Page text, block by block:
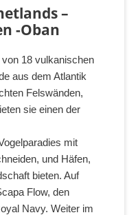
–
-Oban
18 vulkanischen
aus dem Atlantik
Felswänden,
sie einen der
mit
und Häfen,
bieten. Auf
Flow, den
Navy. Weiter im